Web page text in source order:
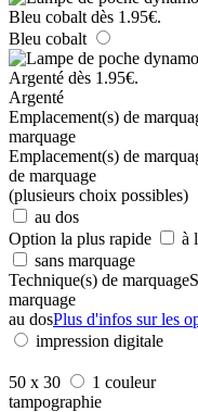
Bleu cobalt
Argenté
Emplacement(s) de
marquage
Emplacement(s) de
de marquage
(plusieurs choix possibles)
au dos
Option la plus rapide
à
sans marquage
Technique(s) de marquage
marquage
au dosPlus d'infos sur les
impression digitale
50 x 30
1 couleur
tampographie